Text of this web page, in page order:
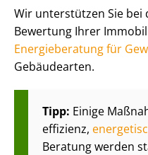
Wir unterstützen Sie bei
Bewertung Ihrer
Energieberatung für
Gebäudearten.
Tipp: Einige
ef­fi­zi­enz,
Beratung werden